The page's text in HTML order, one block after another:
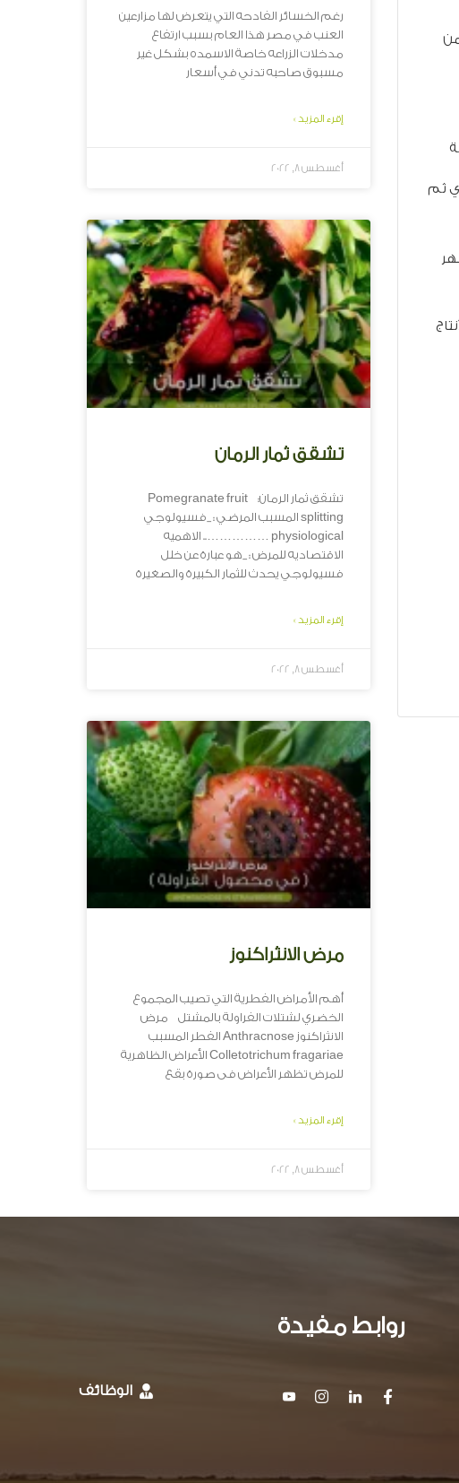
من
ثم
رغم الخسائر الفادحه التي يتعرض لها مزارعين
العنب في مصر هذا العام بسبب ارتفاع
مدخلات الزراعه خاصة الاسمده بشكل غير
مسبوق صاحبه تدني في أسعار
إقرء المزيد »
أغسطس 8, 2022
تشقق ثمار الرمان
تشقق ثمار الرمان: Pomegranate fruit
splitting المسبب المرضي : _فسيولوجي
physiological …………….. الاهميه
الاقتصاديه للمرض : _هو عبارة عن خلل
فسيولوجي يحدث للثمار الكبيرة والصغيرة
إقرء المزيد »
أغسطس 8, 2022
مرض الانثراكنوز
أهم الأمراض الفطرية التي تصيب المجموع
الخضري لشتلات الفراولة بالمشتل مرض
الانثراكنوز Anthracnose الفطر المسبب
Colletotrichum fragariae الأعراض الظاهرية
للمرض تظهر الأعراض فى صورة بقع
إقرء المزيد »
أغسطس 8, 2022
روابط مفيدة
الوظائف